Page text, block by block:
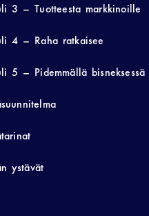
3 – Tuotteesta markkinoille
4 – Raha ratkaisee
5 – Pidemmällä bisneksessä
ystävät